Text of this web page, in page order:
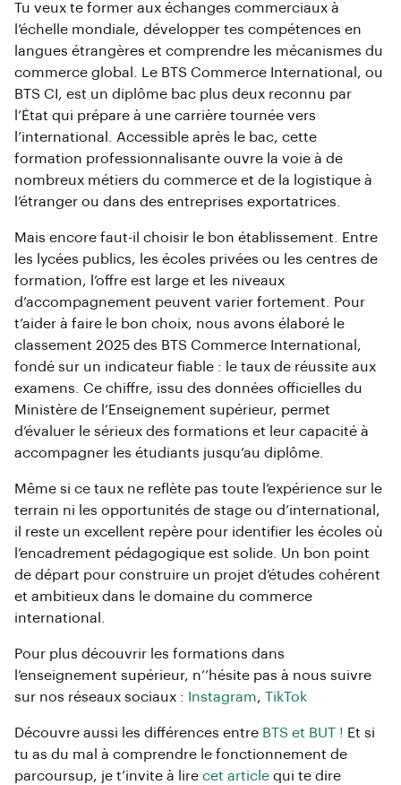
Tu veux te former aux échanges commerciaux à
l’échelle mondiale, développer tes compétences en
langues étrangères et comprendre les mécanismes du
commerce global. Le BTS Commerce International, ou
BTS CI, est un diplôme bac plus deux reconnu par
l’État qui prépare à une carrière tournée vers
l’international. Accessible après le bac, cette
formation professionnalisante ouvre la voie à de
nombreux métiers du commerce et de la logistique à
l’étranger ou dans des entreprises exportatrices.
Mais encore faut-il choisir le bon établissement. Entre
les lycées publics, les écoles privées ou les centres de
formation, l’offre est large et les niveaux
d’accompagnement peuvent varier fortement. Pour
t’aider à faire le bon choix, nous avons élaboré le
classement 2025 des BTS Commerce International,
fondé sur un indicateur fiable : le taux de réussite aux
examens. Ce chiffre, issu des données officielles du
Ministère de l’Enseignement supérieur, permet
d’évaluer le sérieux des formations et leur capacité à
accompagner les étudiants jusqu’au diplôme.
Même si ce taux ne reflète pas toute l’expérience sur le
terrain ni les opportunités de stage ou d’international,
il reste un excellent repère pour identifier les écoles où
l’encadrement pédagogique est solide. Un bon point
de départ pour construire un projet d’études cohérent
et ambitieux dans le domaine du commerce
international.
Pour plus découvrir les formations dans
l’enseignement supérieur, n’’hésite pas à nous suivre
sur nos réseaux sociaux :
Instagram, TikTok
Découvre aussi les différences entre BTS et BUT ! Et si
tu as du mal à comprendre le fonctionnement de
parcoursup, je t’invite à lire cet article qui te dire